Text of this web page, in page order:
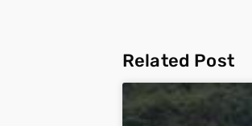
Related Post